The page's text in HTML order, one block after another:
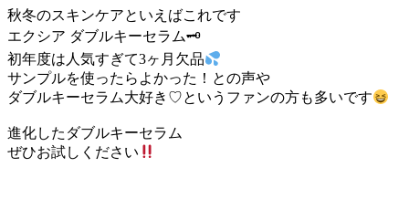
秋冬のスキンケアといえばこれです
エクシア ダブルキーセラム🗝
初年度は人気すぎて3ヶ月欠品
サンプルを使ったらよかった！との声や
ダブルキーセラム大好き♡というファンの方も多いです
進化したダブルキーセラム
ぜひお試しください